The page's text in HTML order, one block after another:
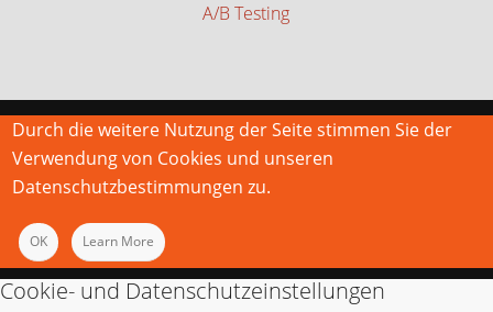
A/B Testing
Durch die weitere Nutzung der Seite stimmen Sie der
Verwendung von Cookies und unseren
Datenschutzbestimmungen zu.
OK Learn More
Cookie- und Datenschutzeinstellungen